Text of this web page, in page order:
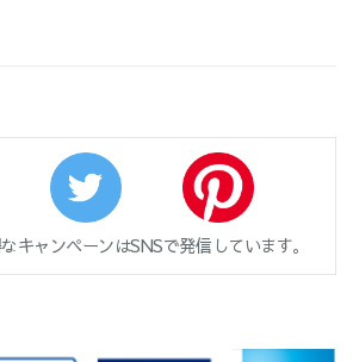
キャンペーンはSNSで発信しています。